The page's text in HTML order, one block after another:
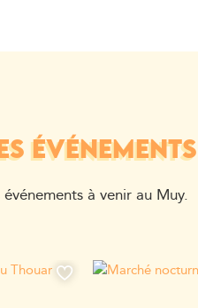
à venir au Muy.